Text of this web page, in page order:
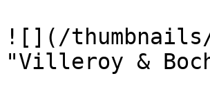
![](/
"Villeroy &